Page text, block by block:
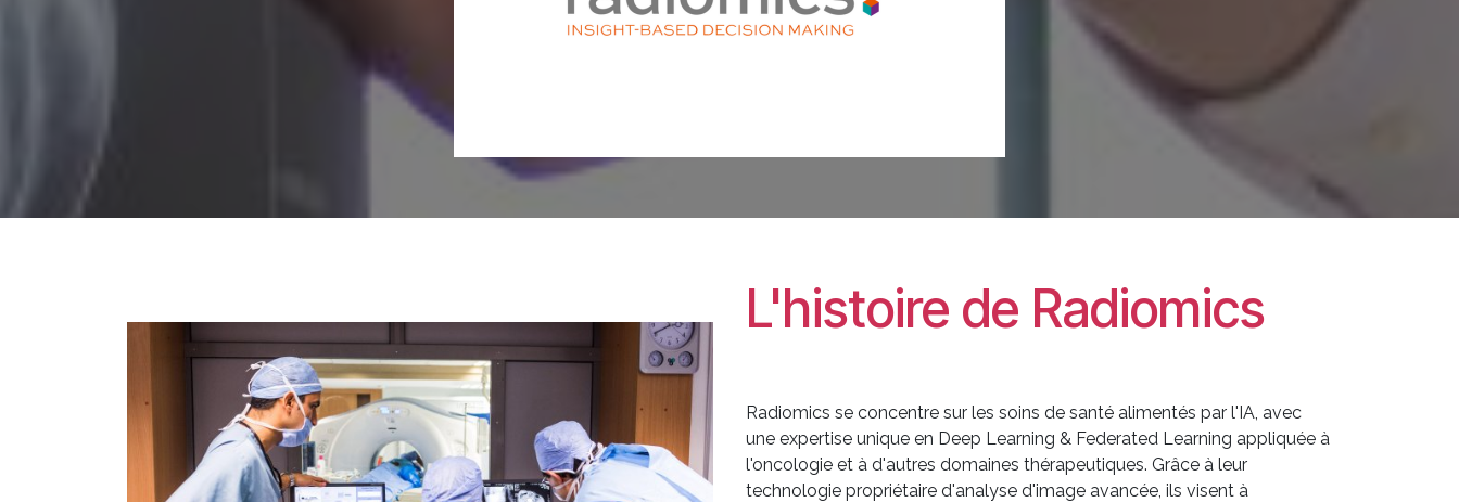
L'histoire de Radiomics
Radiomics se concentre sur les soins de santé alimentés par l'IA, avec
une expertise unique en Deep Learning & Federated Learning appliquée à
l'oncologie et à d'autres domaines thérapeutiques. Grâce à leur
technologie propriétaire d'analyse d'image avancée, ils visent à